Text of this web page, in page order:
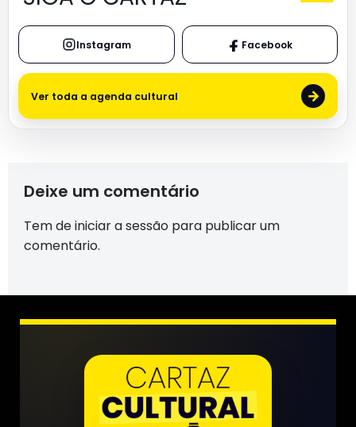
Instagram Facebook
Ver toda a agenda cultural →
Deixe um comentário
Tem deiniciar a sessão para publicar um
comentário.